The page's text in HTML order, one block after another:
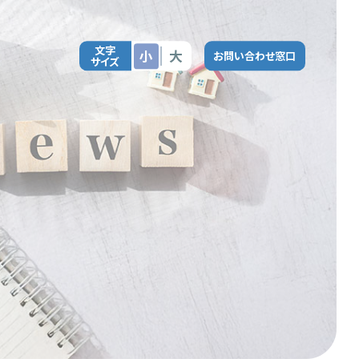
文字
サイズ 小 大 お問い合わせ窓口